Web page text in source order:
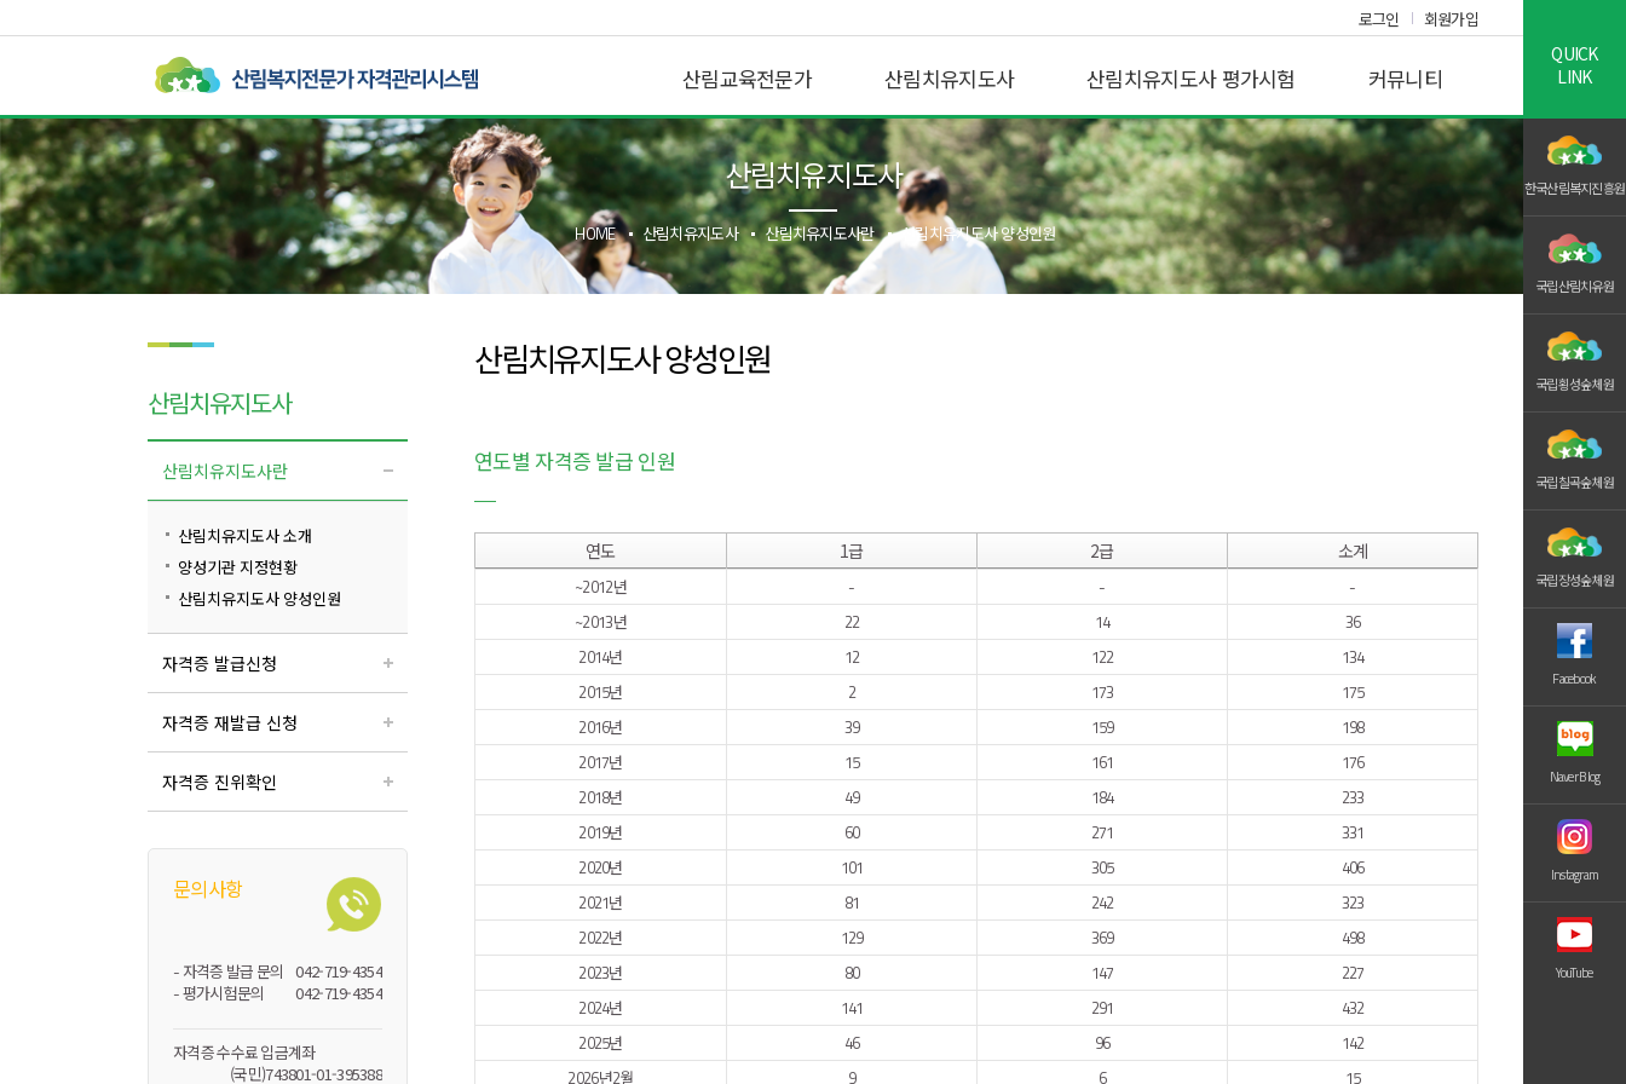
로그인 회원가입
산림교육전문가 산림치유지도사 산림치유지도사 평가시험 커뮤니티
산림치유지도사
산림치유지도사란
산림치유지도사 소개
양성기관 지정현황
산림치유지도사 양성인원
자격증 발급신청
자격증 재발급 신청
자격증 진위확인
문의사항
- 자격증 발급 문의 042-719-4354
- 평가시험문의 042-719-4354
자격증 수수료 입금계좌
(국민)743801-01-395388
산림치유지도사
HOME 산림치유지도사 산림치유지도사란 산림치유지도사 양성인원
산림치유지도사 양성인원
연도별 자격증 발급 인원
연도 1급 2급
소계
~2012년
- -
-
~2013년
22 14
36
2014년
12 122
134
2015년
2 173
175
2016년
39 159
198
2017년
15 161
176
2018년
49 184
233
2019년
60 271
331
2020년
101 305
406
2021년
81 242
323
2022년
129 369
498
2023년
80 147
227
2024년
141 291
432
2025년
46 96
142
2026년2월
9 6 15
QUICK
LINK
한국산림복지진흥원
국립산림치유원
국립횡성숲체원
국립칠곡숲체원
국립장성숲체원
Facebook
Naver Blog
Instagram
YouTube